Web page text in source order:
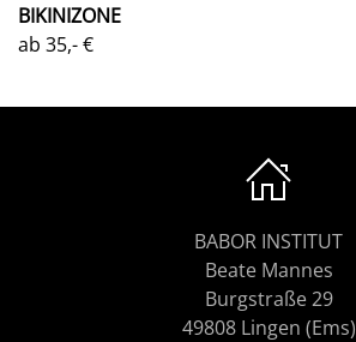
BIKINIZONE
ab 35,- €
BABOR INSTITUT
Beate Mannes
Burgstraße 29
49808 Lingen (Ems)